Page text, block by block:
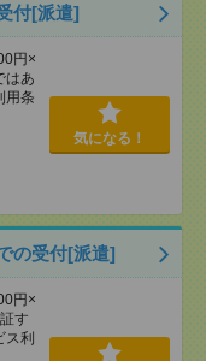
付[派遣]
円×
はあ
用条
気になる！
の受付[派遣]
円×
す
利